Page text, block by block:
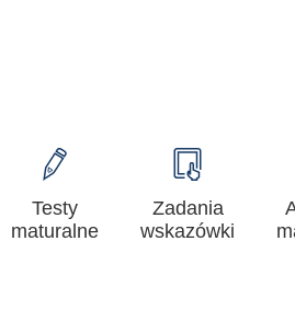
Testy
maturalne
Zadania
wskazówki